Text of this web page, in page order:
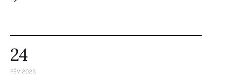
24
FÉV 2025